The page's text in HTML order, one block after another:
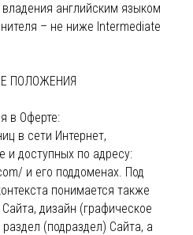
английским языком
– не ниже Intermediate
ПОЛОЖЕНИЯ
в Оферте:
в сети Интернет,
и доступных по адресу:
и его поддоменах. Под
понимается также
дизайн (графическое
(подраздел) Сайта, а